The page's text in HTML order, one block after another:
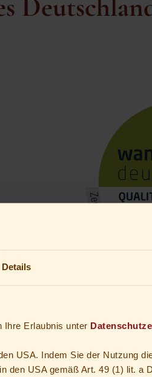
Details
Ihre Erlaubnis unter
USA. Indem Sie der Nutzung
den USA gemäß Art. 49 (1) lit. a
.